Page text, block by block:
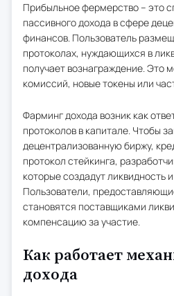
Прибыльное фермерство – это
пассивного дохода в сфере
финансов. Пользователь
протоколах, нуждающихся в
получает вознаграждение. Это
комиссий, новые токены или
Фарминг дохода возник как
протоколов в капитале. Чтобы
децентрализованную биржу,
протокол стейкинга,
которые создадут ликвидность
Пользователи,
становятся поставщиками
компенсацию за участие.
Как работает
дохода